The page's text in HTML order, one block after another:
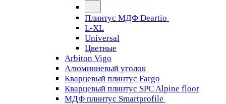
Плинтус МДФ Deartio
L-XL
Universal
Цветные
Arbiton Vigo
Алюминиевый уголок
Кварцевый плинтус Fargo
Кварцевый плинтус SPC Alpine floor
МДФ плинтус Smartprofile